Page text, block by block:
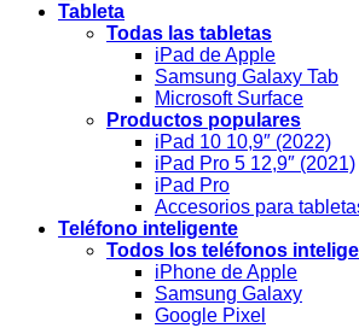
Tableta
Todas las tabletas
iPad de Apple
Samsung Galaxy Tab
Microsoft Surface
Productos populares
iPad 10 10,9″ (2022)
iPad Pro 5 12,9″ (2021)
iPad Pro
Accesorios para
Teléfono inteligente
Todos los teléfonos
iPhone de Apple
Samsung Galaxy
Google Pixel